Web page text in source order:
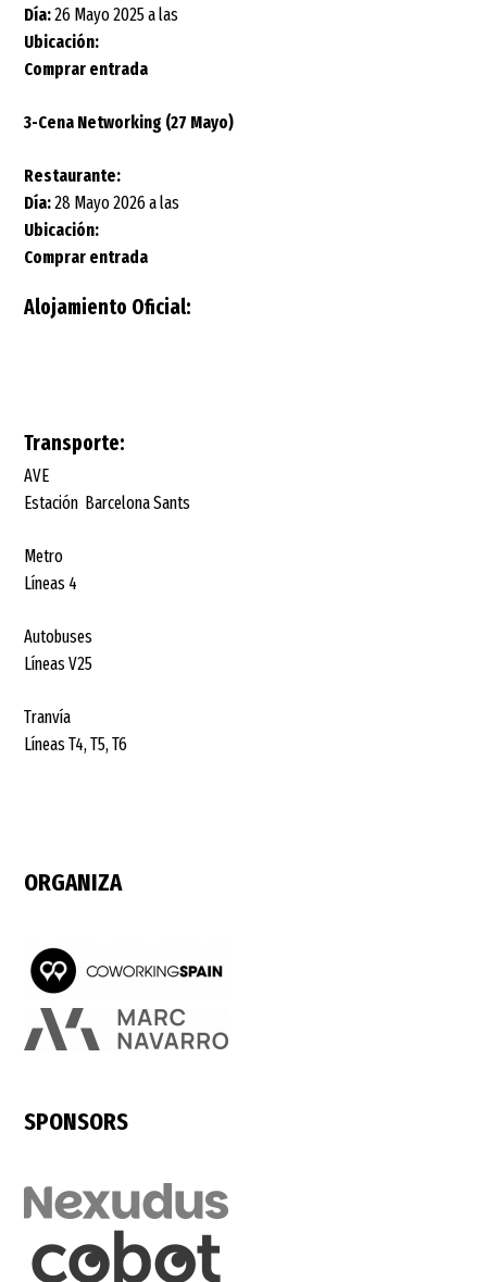
Día:26 Mayo 2025 a las
Ubicación:
Comprar entrada
3-Cena Networking (27 Mayo)
Restaurante:
Día:28 Mayo 2026 a las
Ubicación:
Comprar entrada
Alojamiento Oficial:
Transporte:
AVE
Estación Barcelona Sants
Metro
Líneas 4
Autobuses
Líneas V25
Tranvía
Líneas T4, T5, T6
ORGANIZA
SPONSORS